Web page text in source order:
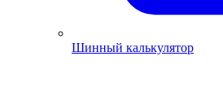
Шинный калькулятор